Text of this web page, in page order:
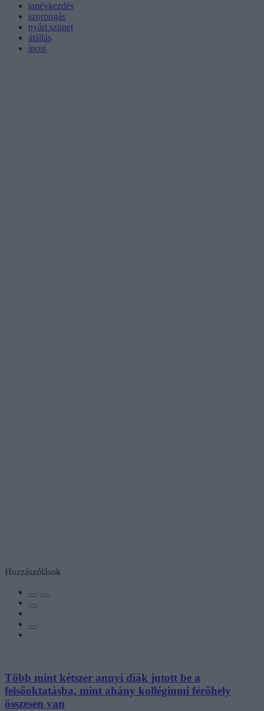
tanévkezdés
szorongás
nyári szünet
átállás
ipost
Hozzászólások
Több mint kétszer annyi diák jutott be a
felsőoktatásba, mint ahány kollégiumi férőhely
összesen van